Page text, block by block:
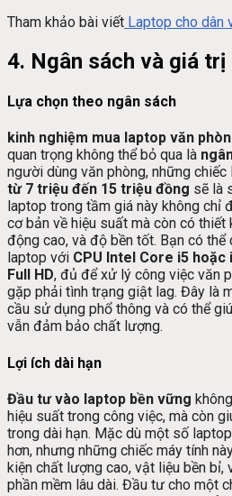
Tham khảo bài viết Laptop cho dân
4. Ngân sách và giá trị
Lựa chọn theo ngân sách
kinh nghiệm mua laptop văn
quan trọng không thể bỏ qua là
người dùng văn phòng, những
từ 7 triệu đến 15 triệu đồng sẽ là
laptop trong tầm giá này không chỉ
cơ bản về hiệu suất mà còn có thiết
động cao, và độ bền tốt. Bạn có
laptop với CPU Intel Core i5 hoặc
Full HD, đủ để xử lý công việc văn
gặp phải tình trạng giật lag. Đây là
cầu sử dụng phổ thông và có thể
vẫn đảm bảo chất lượng.
Lợi ích dài hạn
Đầu tư vào laptop bền vững
hiệu suất trong công việc, mà còn
trong dài hạn. Mặc dù một số
hơn, nhưng những chiếc máy tính
kiện chất lượng cao, vật liệu bền
phần mềm lâu dài. Đầu tư cho một